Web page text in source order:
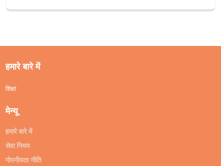
हमारे बारे में
शिक्षा
मेन्यू
हमारे बारे में
सेवा नियम
गोपनीयता नीति